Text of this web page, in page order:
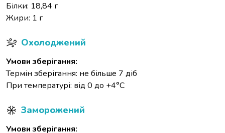
Білки: 18,84 г
Жири: 1 г
Охолоджений
Умови зберігання:
Термін зберігання: не більше 7 діб
При температурі: від 0 до +4°С
Заморожений
Умови зберігання: